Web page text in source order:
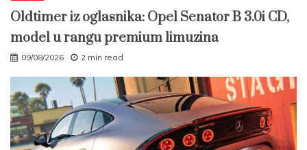
Oldtimer iz oglasnika: Opel Senator B 3.0i CD,
model u rangu premium limuzina
09/08/2026 2 min read